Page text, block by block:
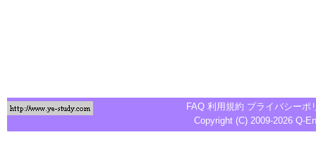
FAQ 利用規約 プライバシーポ
Copyright (C) 2009-2026 Q-